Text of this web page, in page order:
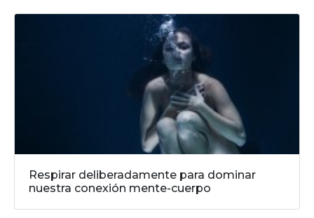
Respirar deliberadamente para dominar
nuestra conexión mente-cuerpo